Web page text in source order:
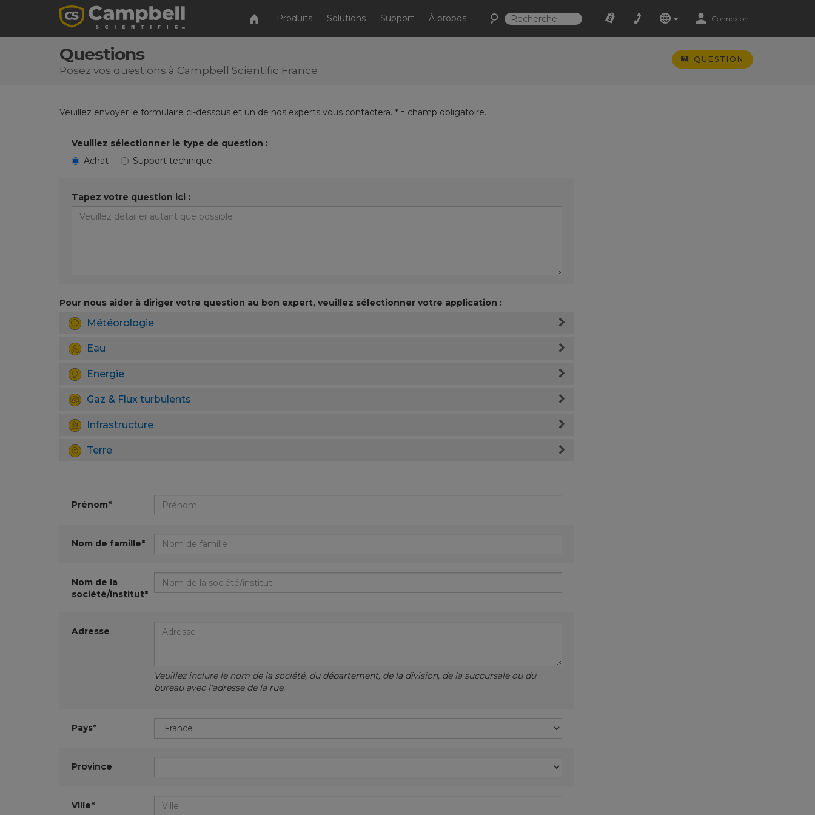
Produits Solutions Support À propos Connexion
Questions
Posez vos questions à Campbell Scientific France
QUESTION
Veuillez envoyer le formulaire ci-dessous et un de nos experts vous contactera. * = champ obligatoire.
Veuillez sélectionner le type de question :
Achat
Support technique
Tapez votre question ici :
Pour nous aider à diriger votre question au bon expert, veuillez sélectionner votre application :
Météorologie
Eau
Energie
Gaz & Flux turbulents
Infrastructure
Terre
Prénom*
Nom de famille*
Nom de la
société/institut*
Adresse
Veuillez inclure le nom de la société, du département, de la division, de la succursale ou du
bureau avec l'adresse de la rue.
Pays*
Province
Ville*